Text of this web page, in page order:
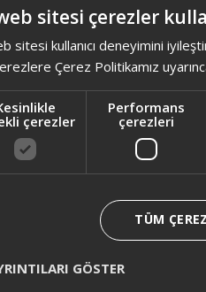
Ütünün kumaş tanıma
Plus Buhar Kazanlı Ütü'nün
Kazanlı Ütünün maksimum
Ütü buhar basıncı kaç
Kazanlı Ütü hangi su türü
Kazanlı Ütü su haznesi
sitesi çerezler
sitesi kullanıcı deneyimini
Çerez Politikamız
çerezler
Performans
çerezleri
TÜM
GÖSTER